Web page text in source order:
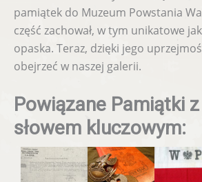
pamiątek do Muzeum Powstania
część zachował, w tym unikatowe
opaska. Teraz, dzięki jego
obejrzeć w naszej galerii.
Powiązane Pamiątki
słowem kluczowym: